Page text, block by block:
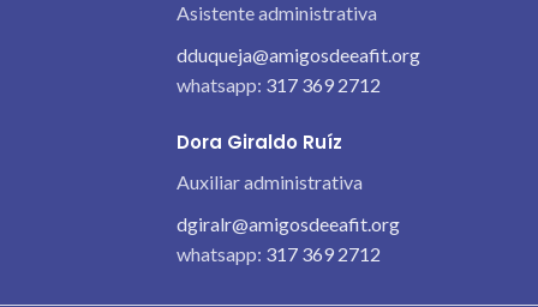
Asistente administrativa
dduqueja@amigosdeeafit.org
whatsapp: 317 369 2712
Dora Giraldo Ruíz
Auxiliar administrativa
dgiralr@amigosdeeafit.org
whatsapp: 317 369 2712